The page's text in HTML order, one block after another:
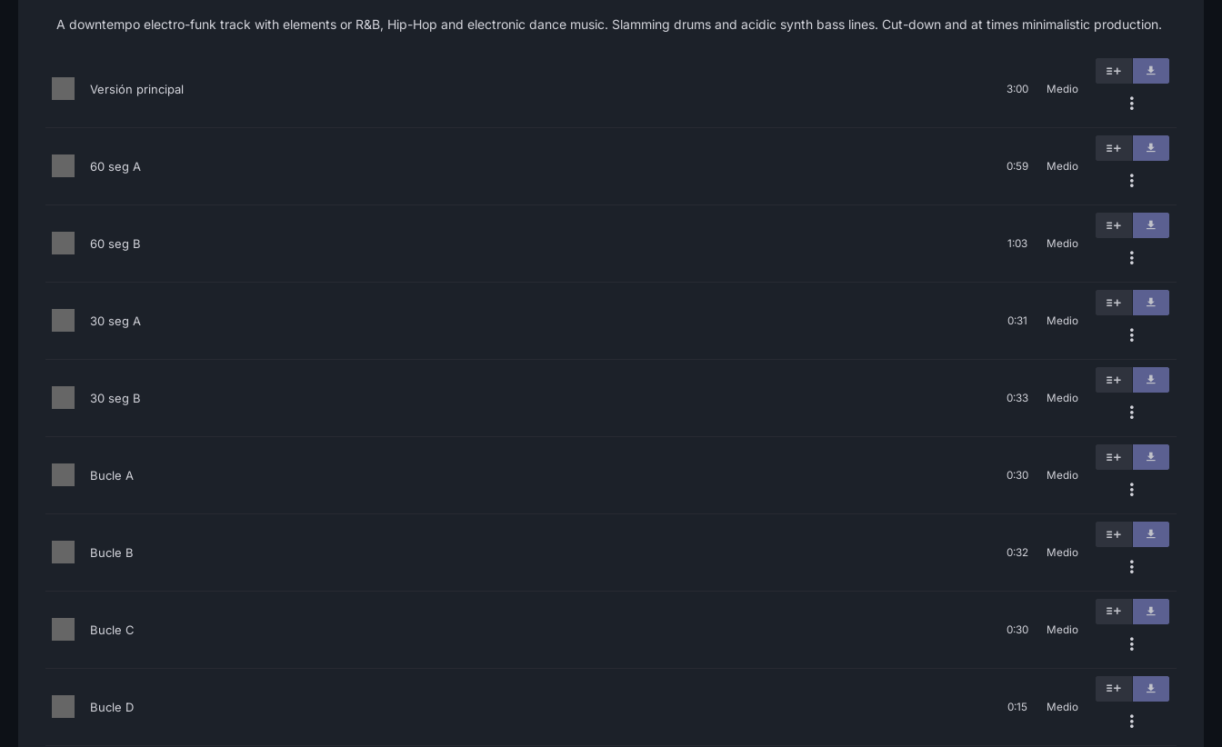
A downtempo electro-funk track with elements or R&B, Hip-Hop and electronic dance music. Slamming drums and acidic synth bass lines. Cut-down and at times minimalistic production.
Versión principal 3:00 Medio
60 seg A 0:59 Medio
60 seg B 1:03 Medio
30 seg A 0:31 Medio
30 seg B 0:33 Medio
Bucle A 0:30 Medio
Bucle B 0:32 Medio
Bucle C 0:30 Medio
Bucle D 0:15 Medio